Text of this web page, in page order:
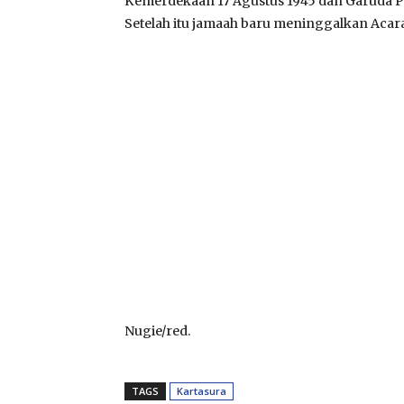
Setelah itu jamaah baru meninggalkan
Nugie/red.
TAGS Kartasura